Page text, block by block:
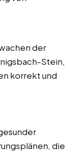
der
Stein,
korrekt und
die